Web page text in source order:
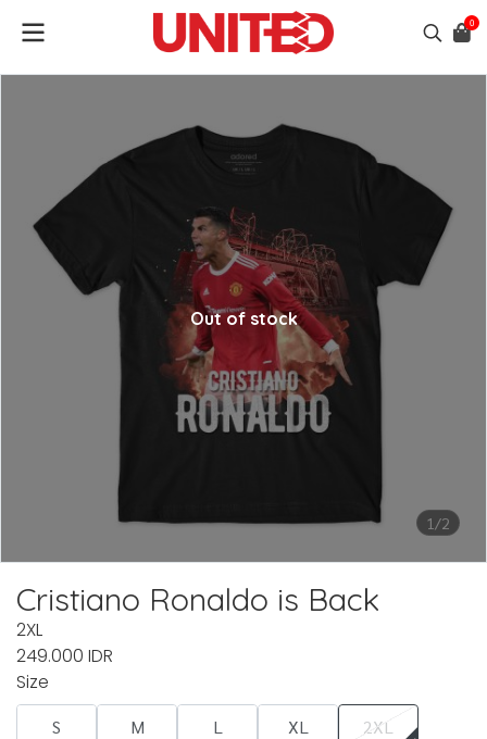
0
1/2
Out of stock
Cristiano Ronaldo is Back
2XL
249.000 IDR
Size
S M L XL 2XL